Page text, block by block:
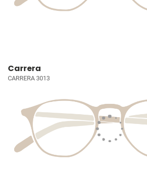
Carrera
CARRERA 3013